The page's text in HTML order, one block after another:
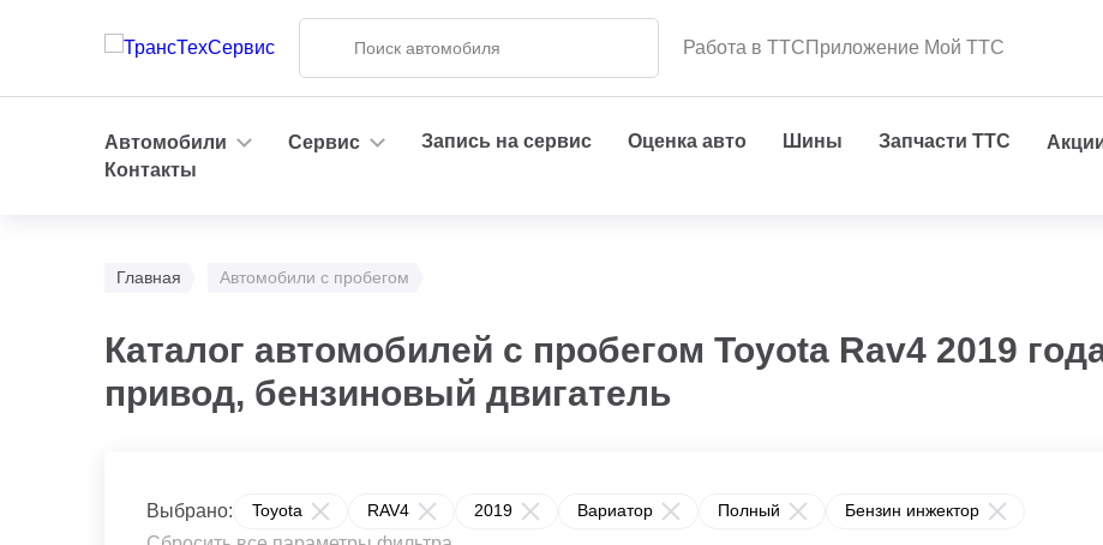
Работа в ТТСПриложение Мой ТТС
Автомобили Сервис Запись на сервис Оценка авто Шины Запчасти ТТС
Контакты
Главная Автомобили с пробегом
Каталог автомобилей с пробегом Toyota Rav4 2019
привод, бензиновый двигатель
Выбрано: Toyota RAV4 2019 Вариатор Полный Бензин инжектор